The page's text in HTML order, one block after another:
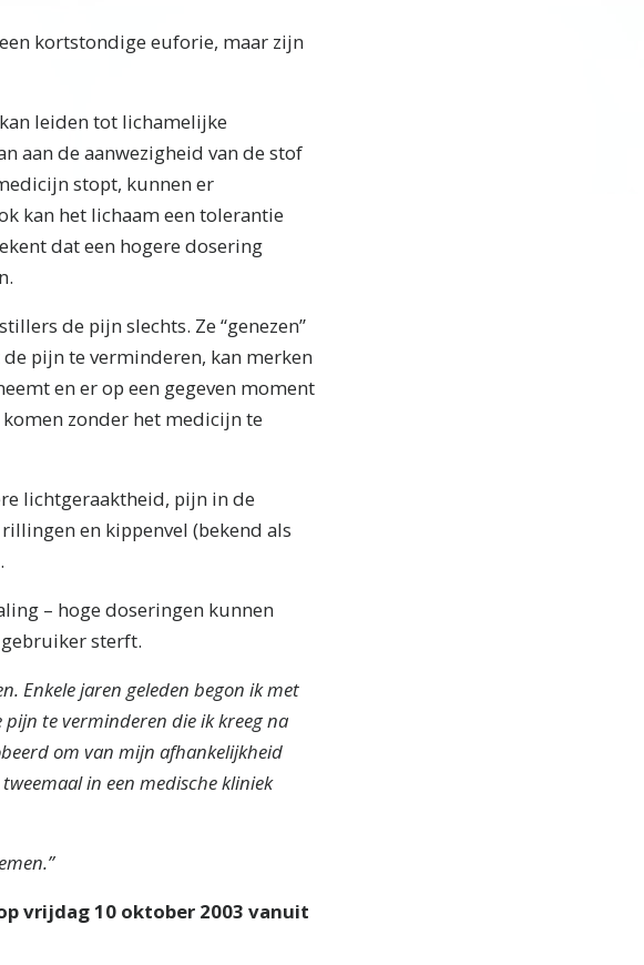
kortstondige euforie, maar zijn
leiden tot lichamelijke
aan de aanwezigheid van de stof
stopt, kunnen er
kan het lichaam een tolerantie
dat een hogere dosering
de pijn slechts. Ze “genezen”
pijn te verminderen, kan merken
en er op een gegeven moment
zonder het medicijn te
lichtgeraaktheid, pijn in de
en kippenvel (bekend als
– hoge doseringen kunnen
sterft.
Enkele jaren geleden begon ik met
te verminderen die ik kreeg na
om van mijn afhankelijkheid
in een medische kliniek
vrijdag 10 oktober 2003 vanuit